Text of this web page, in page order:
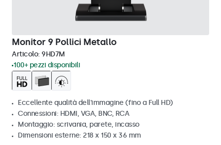
Monitor 9 Pollici Metallo
Articolo: 9HD7M
100+ pezzi disponibili
Eccellente qualità dell'immagine (fino a Full HD)
Connessioni: HDMI, VGA, BNC, RCA
Montaggio: scrivania, parete, incasso
Dimensioni esterne: 218 x 150 x 36 mm